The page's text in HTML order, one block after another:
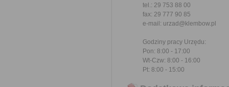
tel.: 29 753 88 00
fax: 29 777 90 85
e-mail: urzad@klembow.pl
Godziny pracy Urzędu:
Pon: 8:00 - 17:00
Wt-Czw: 8:00 - 16:00
Pt: 8:00 - 15:00